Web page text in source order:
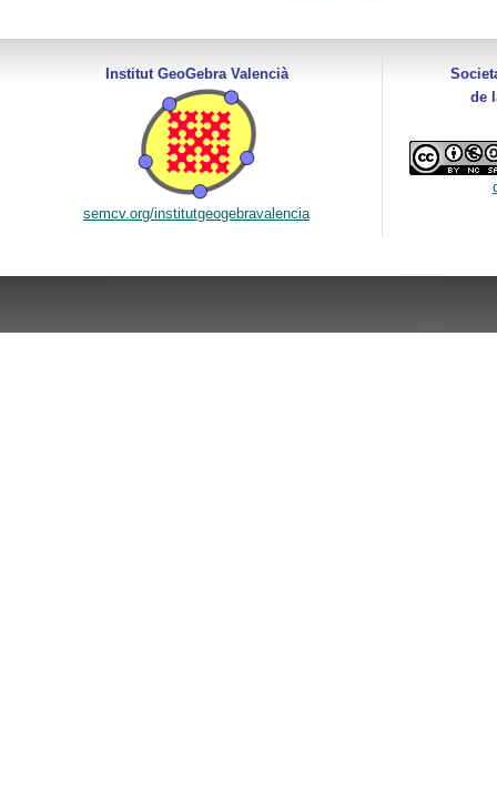
Institut GeoGebra Valencià
semcv.org/institutgeogebravalencia
de